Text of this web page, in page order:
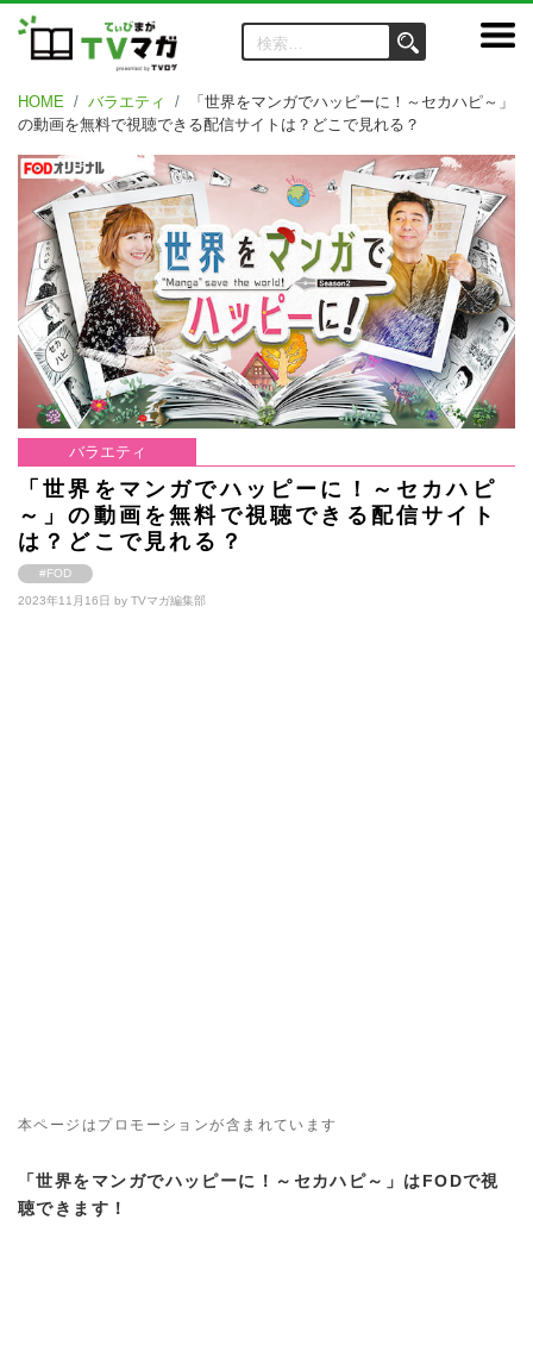
HOME バラエティ
「世界をマンガでハッピーに！～セカハピ～」
の動画を無料で視聴できる配信サイトは？どこで見れる？
バラエティ
「世界をマンガでハッピーに！～セカハピ
～」の動画を無料で視聴できる配信サイト
は？どこで見れる？
#FOD
2023年11月16日 by TVマガ編集部
本ページはプロモーションが含まれています
「世界をマンガでハッピーに！～セカハピ～」はFODで視
聴できます！